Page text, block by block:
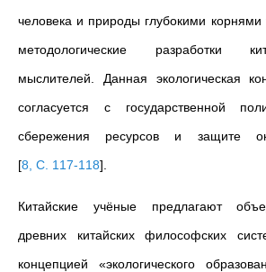
человека и природы глубокими корнями
методологические разработки
мыслителей. Данная экологическая
согласуется с государственной
сбережения ресурсов и защите
[8, С. 117-118]
Китайские учёные предлагают
древних китайских философских
концепцией «экологического